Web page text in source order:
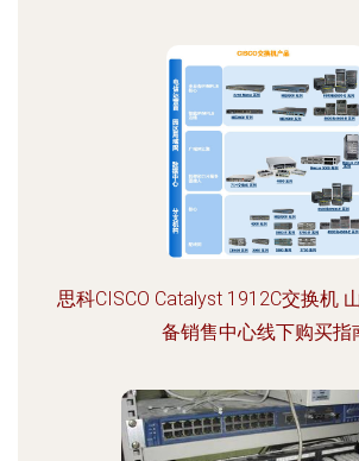
思科CISCO Catalyst 1912C交换机
备销售中心线下购买指